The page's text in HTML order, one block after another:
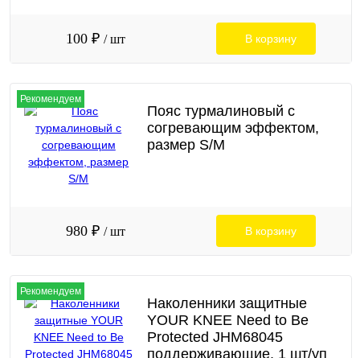
100 ₽ / шт В корзину
Рекомендуем
Пояс турмалиновый с
согревающим эффектом,
размер S/M
980 ₽ / шт В корзину
Рекомендуем
Наколенники защитные
YOUR KNEE Need to Be
Protected JHM68045
поддерживающие, 1 шт/уп